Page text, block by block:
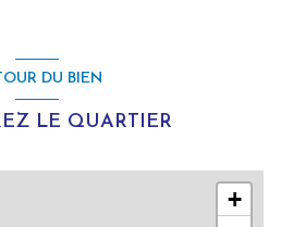
DU BIEN
LE QUARTIER
+